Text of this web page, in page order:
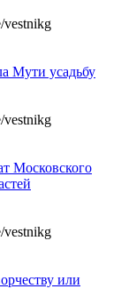
Мути усадьбу
Московского
или